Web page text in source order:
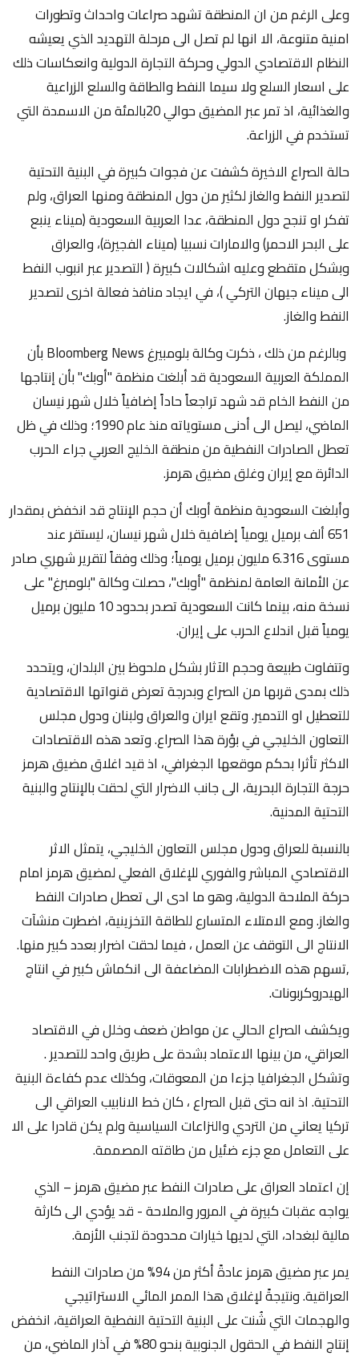
وعلى الرغم من ان المنطقة تشهد صراعات واحداث وتطورات
امنية متنوعة، الا انها لم تصل الى مرحلة التهديد الذي يعيشه
النظام الاقتصادي الدولي وحركة التجارة الدولية وانعكاسات ذلك
على اسعار السلع ولا سيما النفط والطاقة والسلع الزراعية
والغذائية، اذ تمر عبر المضيق حوالي 20بالمئة من الاسمدة التي
تستخدم في الزراعة.
حالة الصراع الاخيرة كشفت عن فجوات كبيرة في البنية التحتية
لتصدير النفط والغاز لكثير من دول المنطقة ومنها العراق، ولم
تفكر او تنجح دول المنطقة، عدا العربية السعودية (ميناء ينبع
على البحر الاحمر) والامارات نسبيا (ميناء الفجيرة)، والعراق
وبشكل متقطع وعليه اشكالات كبيرة ( التصدير عبر انبوب النفط
الى ميناء جيهان التركي )، في ايجاد منافذ فعالة اخرى لتصدير
النفط والغاز.
وبالرغم من ذلك ، ذكرت وكالة بلومبيرغ Bloomberg News بأن
المملكة العربية السعودية قد أبلغت منظمة "أوبك" بأن إنتاجها
من النفط الخام قد شهد تراجعاً حاداً إضافياً خلال شهر نيسان
الماضي، ليصل الى أدنى مستوياته منذ عام 1990؛ وذلك في ظل
تعطل الصادرات النفطية من منطقة الخليج العربي جراء الحرب
الدائرة مع إيران وغلق مضيق هرمز.
وأبلغت السعودية منظمة أوبك أن حجم الإنتاج قد انخفض بمقدار
651 ألف برميل يومياً إضافية خلال شهر نيسان، ليستقر عند
مستوى 6.316 مليون برميل يومياً؛ وذلك وفقاً لتقرير شهري صادر
عن الأمانة العامة لمنظمة "أوبك"، حصلت وكالة "بلومبرغ" على
نسخة منه، بينما كانت السعودية تصدر بحدود 10 مليون برميل
يومياً قبل اندلاع الحرب على إيران.
وتتفاوت طبيعة وحجم الآثار بشكل ملحوظ بين البلدان، ويتحدد
ذلك بمدى قربها من الصراع وبدرجة تعرض قنواتها الاقتصادية
للتعطيل او التدمير. وتقع ايران والعراق ولبنان ودول مجلس
التعاون الخليجي في بؤرة هذا الصراع. وتعد هذه الاقتصادات
الاكثر تأثرا بحكم موقعها الجغرافي، اذ قيد اغلاق مضيق هرمز
حرجة التجارة البحرية، الى جانب الاضرار التي لحقت بالإنتاج والبنية
التحتية المدنية.
بالنسبة للعراق ودول مجلس التعاون الخليجي، يتمثل الاثر
الاقتصادي المباشر والفوري للإغلاق الفعلي لمضيق هرمز امام
حركة الملاحة الدولية، وهو ما ادى الى تعطل صادرات النفط
والغاز. ومع الامتلاء المتسارع للطاقة التخزينية، اضطرت منشآت
الانتاج الى التوقف عن العمل ، فيما لحقت اضرار بعدد كبير منها.
,تسهم هذه الاضطرابات المضاعفة الى انكماش كبير في انتاج
الهيدروكربونات.
ويكشف الصراع الحالي عن مواطن ضعف وخلل في الاقتصاد
العراقي، من بينها الاعتماد بشدة على طريق واحد للتصدير .
وتشكل الجغرافيا جزءا من المعوقات، وكذلك عدم كفاءة البنية
التحتية. اذ انه حتى قبل الصراع ، كان خط الانابيب العراقي الى
تركيا يعاني من التردي والنزاعات السياسية ولم يكن قادرا على الا
على التعامل مع جزء ضئيل من طاقته المصممة.
إن اعتماد العراق على صادرات النفط عبر مضيق هرمز – الذي
يواجه عقبات كبيرة في المرور والملاحة - قد يؤدي الى كارثة
مالية لبغداد، التي لديها خيارات محدودة لتجنب الأزمة.
يمر عبر مضيق هرمز عادةً أكثر من 94% من صادرات النفط
العراقية. ونتيجةً لإغلاق هذا الممر المائي الاستراتيجي
والهجمات التي شُنت على البنية التحتية النفطية العراقية، انخفض
إنتاج النفط في الحقول الجنوبية بنحو 80% في آذار الماضي، من